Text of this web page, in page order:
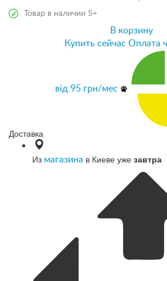
Товар в наличии 5+
В корзину
Купить сейчас Оплата
від 95грн/мес
Доставка
Из магазина в Киеве уже завтра